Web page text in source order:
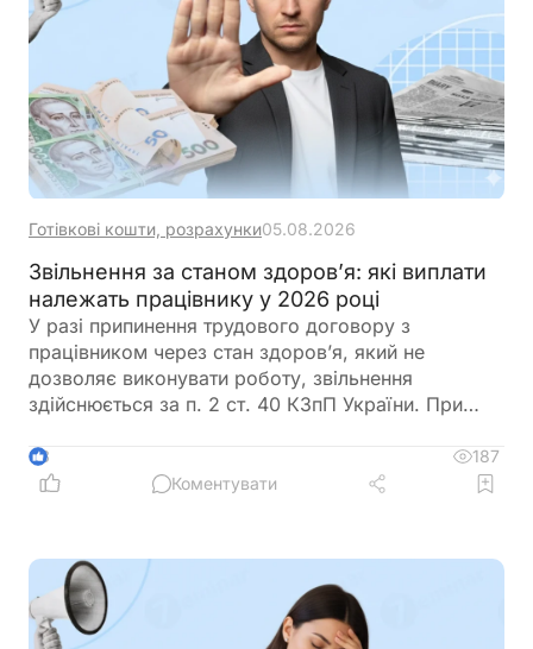
Готівкові кошти, розрахунки05.08.2026
Звільнення за станом здоров’я: які виплати
належать працівнику у 2026 році
У разі припинення трудового договору з
працівником через стан здоров’я, який не
дозволяє виконувати роботу, звільнення
здійснюється за п. 2 ст. 40 КЗпП України. При
провести з працівником повний розрахунок, що
включає заробітну плату, компенсацію за
за середньомісячний заробіток, але може бути
збільшений колективним договором
3
187
Коментувати